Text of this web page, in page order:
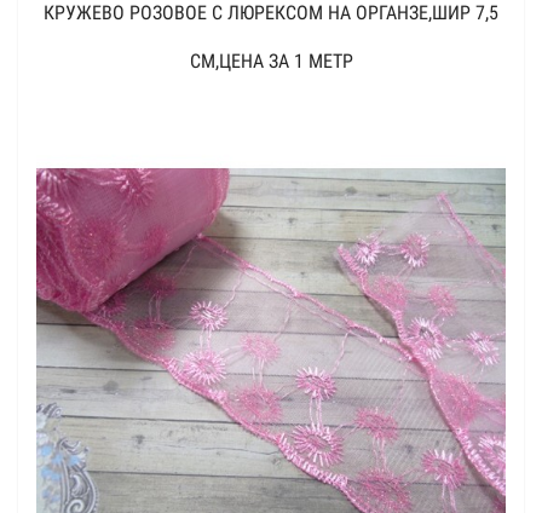
КРУЖЕВО РОЗОВОЕ С ЛЮРЕКСОМ НА ОРГАНЗЕ,ШИР 7,5
СМ,ЦЕНА ЗА 1 МЕТР